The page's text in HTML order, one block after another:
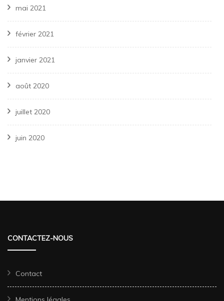
mai 2021
février 2021
janvier 2021
août 2020
juillet 2020
juin 2020
CONTACTEZ-NOUS
Contact